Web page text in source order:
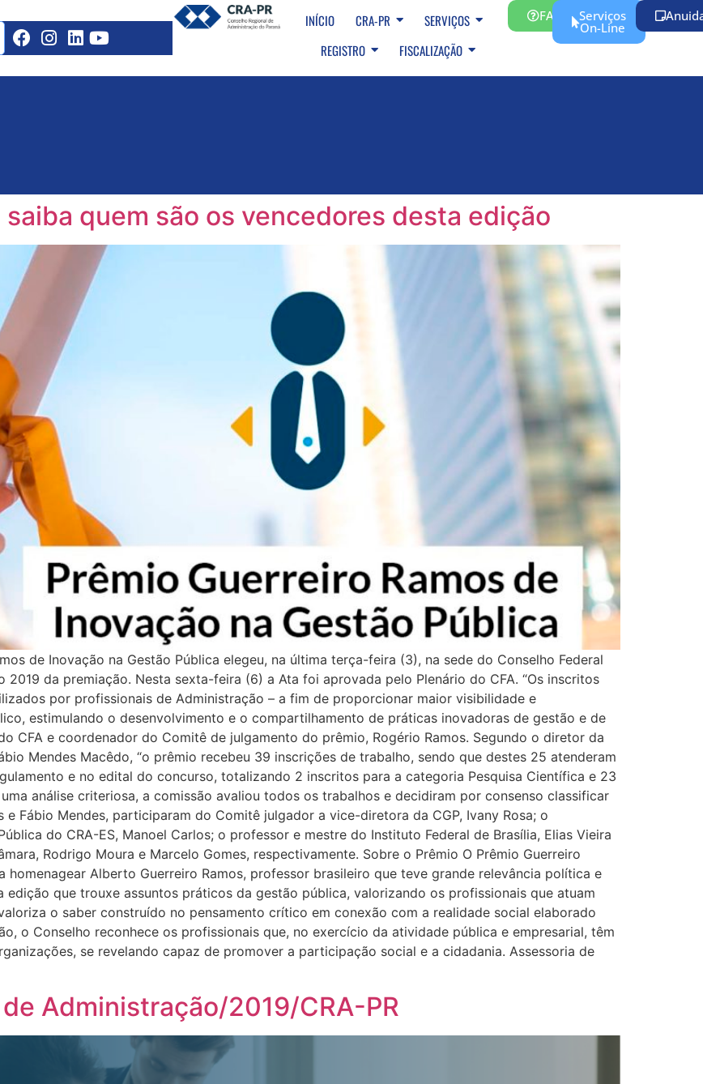
INÍCIO CRA-PR
SERVIÇOS
REGISTRO
FISCALIZAÇÃO
FAQ Serviços
On-Line
saiba quem são os vencedores desta edição
de Inovação na Gestão Pública elegeu, na última terça-feira (3), na sede do Conselho Federal
da premiação. Nesta sexta-feira (6) a Ata foi aprovada pelo Plenário do CFA. “Os inscritos
por profissionais de Administração – a fim de proporcionar maior visibilidade e
estimulando o desenvolvimento e o compartilhamento de práticas inovadoras de gestão e de
CFA e coordenador do Comitê de julgamento do prêmio, Rogério Ramos. Segundo o diretor da
Mendes Macêdo, “o prêmio recebeu 39 inscrições de trabalho, sendo que destes 25 atenderam
e no edital do concurso, totalizando 2 inscritos para a categoria Pesquisa Científica e 23
análise criteriosa, a comissão avaliou todos os trabalhos e decidiram por consenso classificar
e Fábio Mendes, participaram do Comitê julgador a vice-diretora da CGP, Ivany Rosa; o
do CRA-ES, Manoel Carlos; o professor e mestre do Instituto Federal de Brasília, Elias Vieira
Rodrigo Moura e Marcelo Gomes, respectivamente. Sobre o Prêmio O Prêmio Guerreiro
homenagear Alberto Guerreiro Ramos, professor brasileiro que teve grande relevância política e
que trouxe assuntos práticos da gestão pública, valorizando os profissionais que atuam
o saber construído no pensamento crítico em conexão com a realidade social elaborado
o Conselho reconhece os profissionais que, no exercício da atividade pública e empresarial, têm
se revelando capaz de promover a participação social e a cidadania. Assessoria de
Administração/2019/CRA-PR